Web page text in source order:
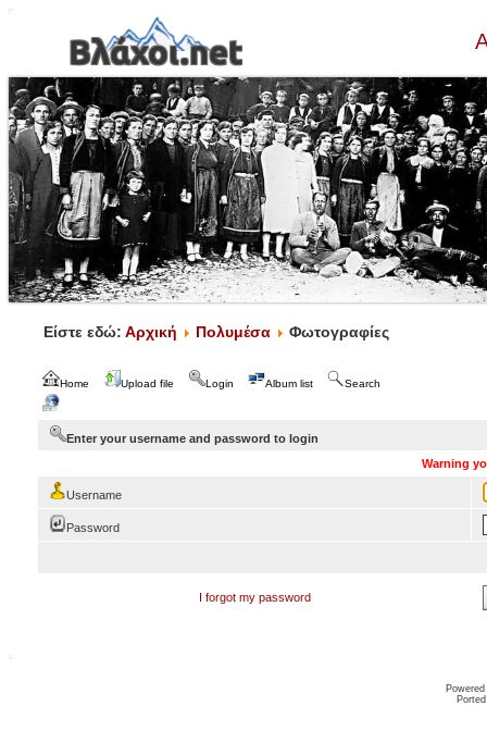
Είστε εδώ: Αρχική Πολυμέσα Φωτογραφίες
Home Upload file Login Album list Search
Enter your username and password to login
Warning
Username
Password
I forgot my password